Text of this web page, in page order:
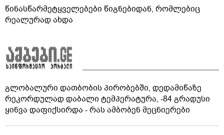
წინასწარმეტყველებები წიგნებიდან, რომლებიც
რეალურად ახდა
გლობალური დათბობის პირობებში, დედამიწაზე
რეკორდულად დაბალი ტემპერატურა, -84 გრადუსი
ყინვა დაფიქსირდა - რას ამბობენ მეცნიერები